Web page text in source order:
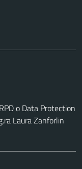
o Data Protection
Laura Zanforlin